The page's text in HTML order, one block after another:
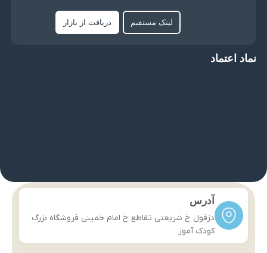
لینک مستقیم دریافت از بازار
نماد اعتماد
آدرس
دزفول خ شریعتی تقاطع خ امام خمینی فروشگاه بزرگ
کودک آموز